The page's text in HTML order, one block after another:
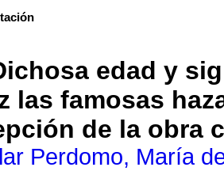
edad y
las famosas
de la obra
Perdomo, María